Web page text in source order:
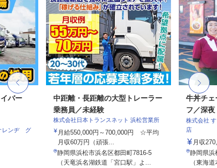
バー
レンヂ グ
中距離・長距離の大型トレーラー
乗務員／未経験
株式会社日本トランスネット 浜松営業所
月給550,000円～700,000円 ☆平均
月収60万円（頑張...
静岡県浜松市浜名区都田町7816-5
（天竜浜名湖鉄道「宮口駅」よ...
牛丼チェ
フ／深夜
株式会社
店
月収
静岡県浜
（東海